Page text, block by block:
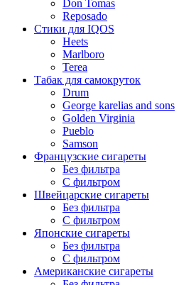
Don Tomas
Reposado
Стики для IQOS
Heets
Marlboro
Terea
Табак для самокруток
Drum
George karelias and sons
Golden Virginia
Pueblo
Samson
Французские сигареты
Без фильтра
С фильтром
Швейцарские сигареты
Без фильтра
С фильтром
Японские сигареты
Без фильтра
С фильтром
Американские сигареты